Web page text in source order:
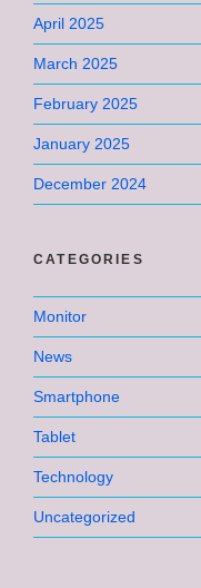
April 2025
March 2025
February 2025
January 2025
December 2024
CATEGORIES
Monitor
News
Smartphone
Tablet
Technology
Uncategorized